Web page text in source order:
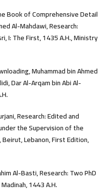
Book of Comprehensive Detail
Al-Mahdawi, Research:
I: The First, 1435 A.H., Ministry
Muhammad bin Ahmed
Dar Al-Arqam bin Abi Al-
Research: Edited and
the Supervision of the
Lebanon, First Edition,
Al-Basti, Research: Two PhD
1443 A.H.